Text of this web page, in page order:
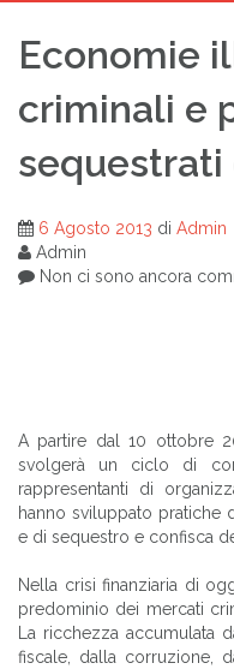
Economie
criminali e
sequestrati
6 Agosto 2013 di Admin
Admin
Non ci sono ancora
A partire dal 10 ottobre
svolgerà un ciclo di
rappresentanti di
hanno sviluppato pratiche
e di sequestro e confisca
Nella crisi finanziaria di
predominio dei mercati
La ricchezza accumulata
fiscale, dalla corruzione,